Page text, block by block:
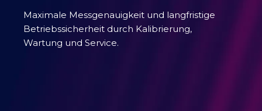
Maximale Messgenauigkeit und langfristige
Betriebssicherheit durch Kalibrierung,
Wartung und Service.